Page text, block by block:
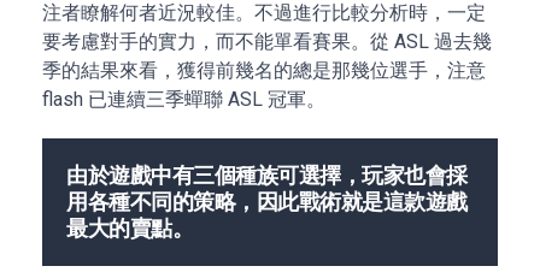
注者瞭解何者近況較佳。不過進行比較分析時，一定
要考慮對手的實力，而不能單看賽果。從 ASL 過去幾
季的結果來看，獲得前幾名的總是那幾位選手，注意
flash 已連續三季蟬聯 ASL 冠軍。
由於遊戲中有三個種族可選擇，玩家也會採
用各種不同的策略，因此戰術就是這款遊戲
最大的賣點。